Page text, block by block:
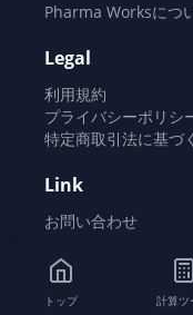
Pharma Worksにつ
Legal
利用規約
プライバシーポリシ
特定商取引法に基づ
Link
お問い合わせ
トップ 計算ツ